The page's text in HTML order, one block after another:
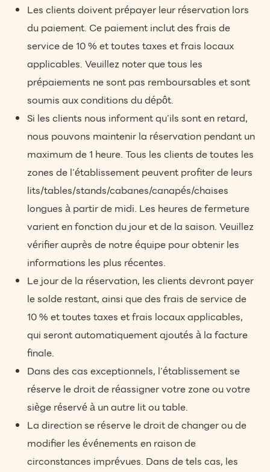
Les clients doivent prépayer leur réservation lors
du paiement. Ce paiement inclut des frais de
service de 10 % et toutes taxes et frais locaux
applicables. Veuillez noter que tous les
prépaiements ne sont pas remboursables et sont
soumis aux conditions du dépôt.
Si les clients nous informent qu’ils sont en retard,
nous pouvons maintenir la réservation pendant un
maximum de 1 heure. Tous les clients de toutes les
zones de l’établissement peuvent profiter de leurs
lits/tables/stands/cabanes/canapés/chaises
longues à partir de midi. Les heures de fermeture
varient en fonction du jour et de la saison. Veuillez
vérifier auprès de notre équipe pour obtenir les
informations les plus récentes.
Le jour de la réservation, les clients devront payer
le solde restant, ainsi que des frais de service de
10 % et toutes taxes et frais locaux applicables,
qui seront automatiquement ajoutés à la facture
finale.
Dans des cas exceptionnels, l’établissement se
réserve le droit de réassigner votre zone ou votre
siège réservé à un autre lit ou table.
La direction se réserve le droit de changer ou de
modifier les événements en raison de
circonstances imprévues. Dans de tels cas, les